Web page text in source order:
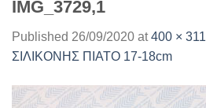
IMG_3729,1
Published 26/09/2020 at400 × 311
ΣΙΛΙΚΟΝΗΣ ΠΙΑΤΟ 17-18cm